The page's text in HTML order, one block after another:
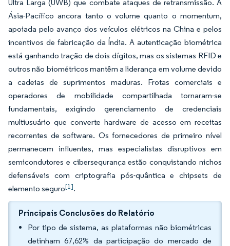
Ultra Larga (UWB) que combate ataques de retransmissão. A
Ásia-Pacífico ancora tanto o volume quanto o momentum,
apoiada pelo avanço dos veículos elétricos na China e pelos
incentivos de fabricação da Índia. A autenticação biométrica
está ganhando tração de dois dígitos, mas os sistemas RFID e
outros não biométricos mantêm a liderança em volume devido
a cadeias de suprimentos maduras. Frotas comerciais e
operadores de mobilidade compartilhada tornaram-se
fundamentais, exigindo gerenciamento de credenciais
multiusuário que converte hardware de acesso em receitas
recorrentes de software. Os fornecedores de primeiro nível
permanecem influentes, mas especialistas disruptivos em
semicondutores e cibersegurança estão conquistando nichos
defensáveis com criptografia pós-quântica e chipsets de
elemento seguro[1].
Principais Conclusões do Relatório
Por tipo de sistema, as plataformas não biométricas
detinham 67,62% da participação do mercado de